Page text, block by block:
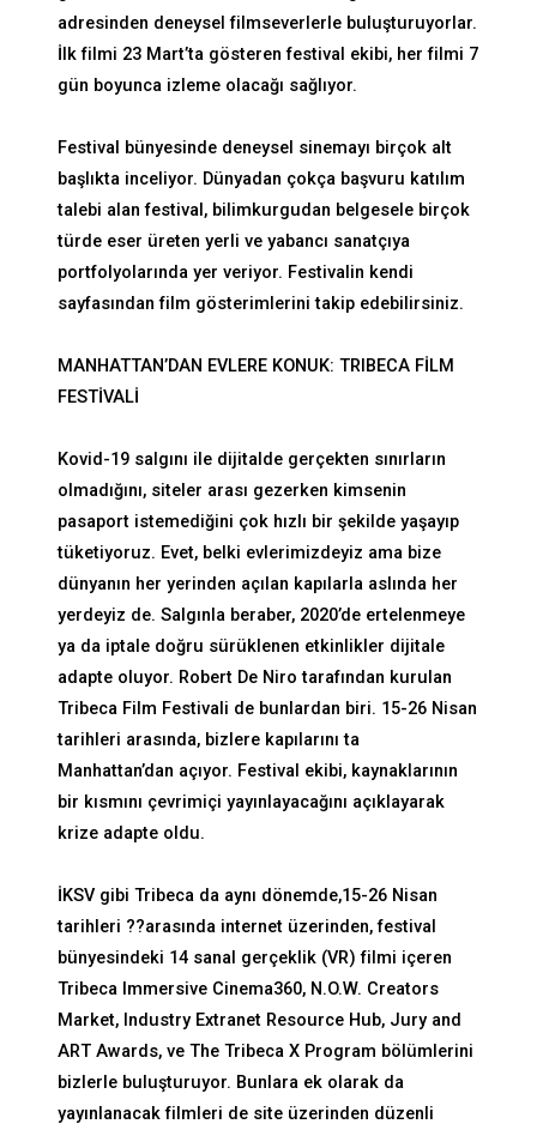
adresinden deneysel filmseverlerle buluşturuyorlar.
İlk filmi 23 Mart’ta gösteren festival ekibi, her filmi 7
gün boyunca izleme olacağı sağlıyor.
Festival bünyesinde deneysel sinemayı birçok alt
başlıkta inceliyor. Dünyadan çokça başvuru katılım
talebi alan festival, bilimkurgudan belgesele birçok
türde eser üreten yerli ve yabancı sanatçıya
portfolyolarında yer veriyor. Festivalin kendi
sayfasından film gösterimlerini takip edebilirsiniz.
MANHATTAN’DAN EVLERE KONUK: TRIBECA FİLM
FESTİVALİ
Kovid-19 salgını ile dijitalde gerçekten sınırların
olmadığını, siteler arası gezerken kimsenin
pasaport istemediğini çok hızlı bir şekilde yaşayıp
tüketiyoruz. Evet, belki evlerimizdeyiz ama bize
dünyanın her yerinden açılan kapılarla aslında her
yerdeyiz de. Salgınla beraber, 2020’de ertelenmeye
ya da iptale doğru sürüklenen etkinlikler dijitale
adapte oluyor. Robert De Niro tarafından kurulan
Tribeca Film Festivali de bunlardan biri. 15-26 Nisan
tarihleri arasında, bizlere kapılarını ta
Manhattan’dan açıyor. Festival ekibi, kaynaklarının
bir kısmını çevrimiçi yayınlayacağını açıklayarak
krize adapte oldu.
İKSV gibi Tribeca da aynı dönemde,15-26 Nisan
tarihleri ??arasında internet üzerinden, festival
bünyesindeki 14 sanal gerçeklik (VR) filmi içeren
Tribeca Immersive Cinema360, N.O.W. Creators
Market, Industry Extranet Resource Hub, Jury and
ART Awards, ve The Tribeca X Program bölümlerini
bizlerle buluşturuyor. Bunlara ek olarak da
yayınlanacak filmleri de site üzerinden düzenli